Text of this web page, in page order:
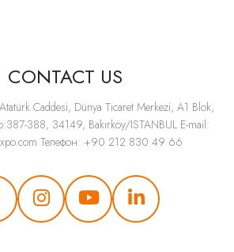
CONTACT US
Caddesi, Dünya Ticaret Merkezi, A1 Blok,
388, 34149, Bakırköy/ISTANBUL E-mail:
Телефон: +90 212 830 49 66